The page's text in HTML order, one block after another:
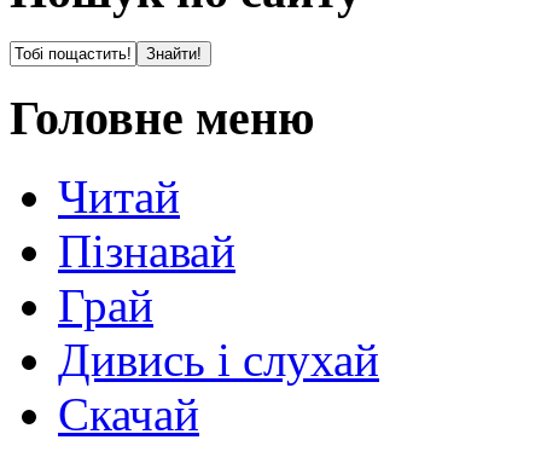
Головне меню
Читай
Пізнавай
Грай
Дивись і слухай
Скачай